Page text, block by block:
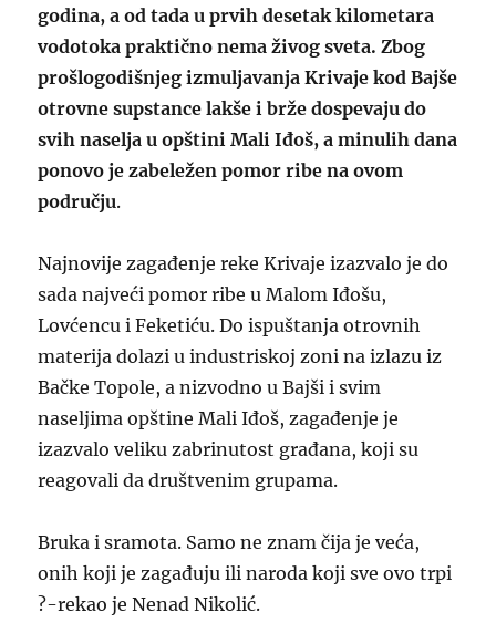
godina, a od tada u prvih desetak kilometara
vodotoka praktično nema živog sveta. Zbog
prošlogodišnjeg izmuljavanja Krivaje kod Bajše
otrovne supstance lakše i brže dospevaju do
svih naselja u opštini Mali Iđoš, a minulih dana
ponovo je zabeležen pomor ribe na ovom
području.
Najnovije zagađenje reke Krivaje izazvalo je do
sada najveći pomor ribe u Malom Iđošu,
Lovćencu i Feketiću. Do ispuštanja otrovnih
materija dolazi u industriskoj zoni na izlazu iz
Bačke Topole, a nizvodno u Bajši i svim
naseljima opštine Mali Iđoš, zagađenje je
izazvalo veliku zabrinutost građana, koji su
reagovali da društvenim grupama.
Bruka i sramota. Samo ne znam čija je veća,
onih koji je zagađuju ili naroda koji sve ovo trpi
?-rekao je Nenad Nikolić.